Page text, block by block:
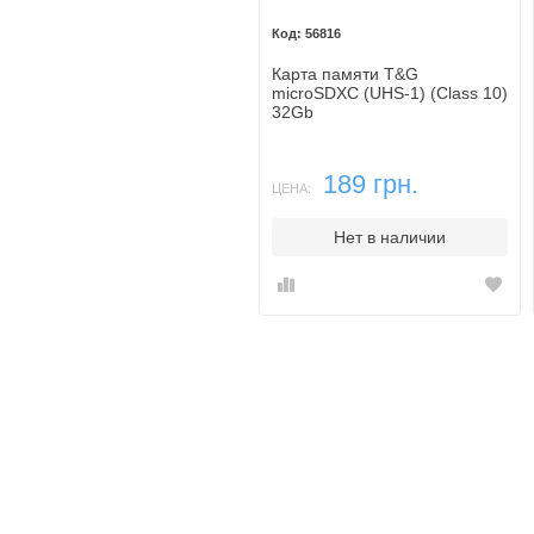
56816
Карта памяти T&G
microSDXC (UHS-1) (Class 10)
32Gb
ЦЕНА: 189 грн.
Нет в наличии